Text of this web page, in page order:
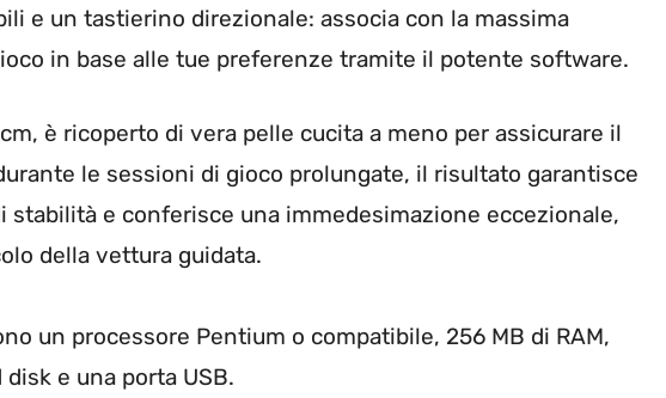
e un tastierino direzionale: associa con la massima
in base alle tue preferenze tramite il potente software.
è ricoperto di vera pelle cucita a meno per assicurare il
le sessioni di gioco prolungate, il risultato garantisce
stabilità e conferisce una immedesimazione eccezionale,
della vettura guidata.
un processore Pentium o compatibile, 256 MB di RAM,
e una porta USB.